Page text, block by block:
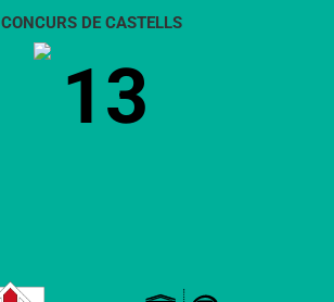
CONCURS DE CASTELLS
13